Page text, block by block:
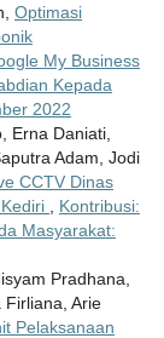
Optimasi
My Business
Kepada
2022
Erna Daniati,
Adam, Jodi
CCTV Dinas
Kontribusi:
Masyarakat:
Pradhana,
Firliana, Arie
Pelaksanaan